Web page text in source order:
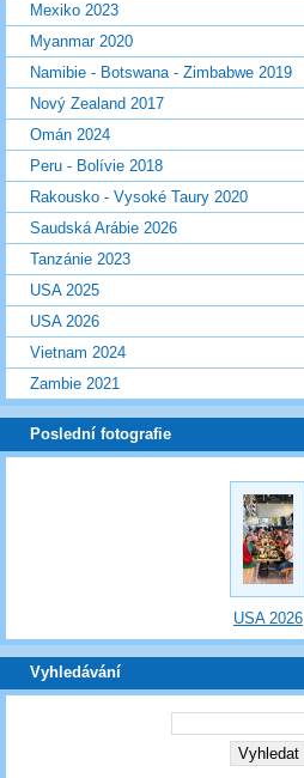
Mexiko 2023
Myanmar 2020
Namibie - Botswana - Zimbabwe 2019
Nový Zealand 2017
Omán 2024
Peru - Bolívie 2018
Rakousko - Vysoké Taury 2020
Saudská Arábie 2026
Tanzánie 2023
USA 2025
USA 2026
Vietnam 2024
Zambie 2021
Poslední fotografie
USA 2026
Vyhledávání